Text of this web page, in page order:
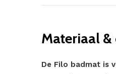
Materiaal
De Filo badmat is